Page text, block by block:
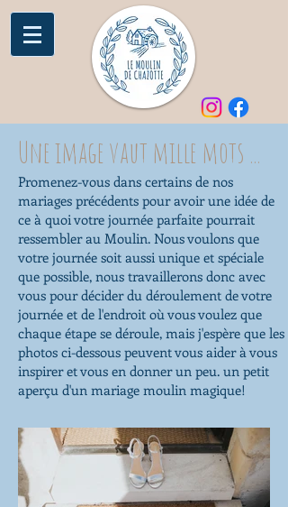
Une image vaut mille mots ...
Promenez-vous dans certains de nos
mariages précédents pour avoir une idée de
ce à quoi votre journée parfaite pourrait
ressembler au Moulin. Nous voulons que
votre journée soit aussi unique et spéciale
que possible, nous travaillerons donc avec
vous pour décider du déroulement de votre
journée et de l'endroit où vous voulez que
chaque étape se déroule, mais j'espère que les
photos ci-dessous peuvent vous aider à vous
inspirer et vous en donner un peu. un petit
aperçu d'un mariage moulin magique!